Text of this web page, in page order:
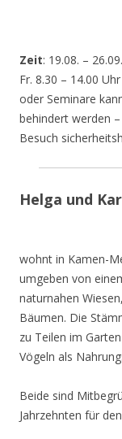
Zeit: 19.08. –
Fr. 8.30 – 14.00
oder Seminare
behindert werden
Besuch
Helga und
wohnt in Kamen-
umgeben von
naturnahen
Bäumen. Die
zu Teilen im
Vögeln als
Beide sind
Jahrzehnten für